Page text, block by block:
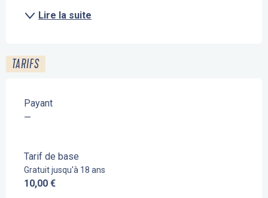
Lire la suite
TARIFS
Payant
—
Tarif de base
Gratuit jusqu'à 18 ans
10,00 €